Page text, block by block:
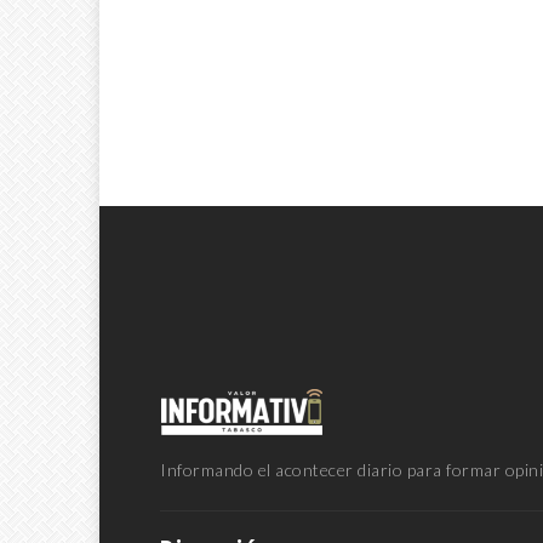
Informando el acontecer diario para formar